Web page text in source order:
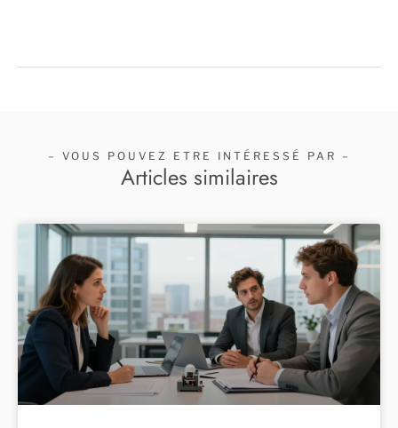
– VOUS POUVEZ ETRE INTÉRESSÉ PAR –
Articles similaires